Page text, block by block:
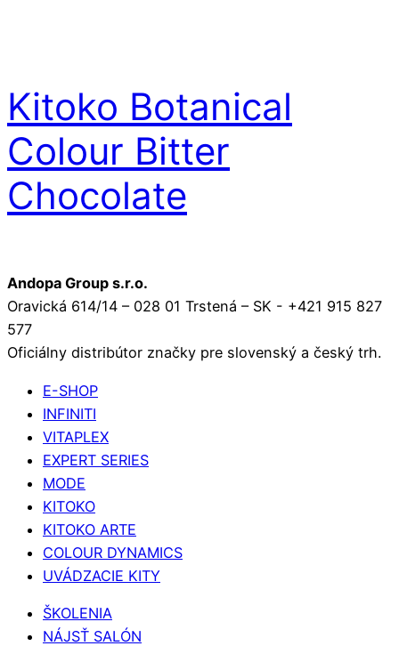
Kitoko Botanical
Colour Bitter
Chocolate
Andopa Group s.r.o.
Oravická 614/14 – 028 01 Trstená – SK - +421 915 827
577
Oficiálny distribútor značky pre slovenský a český trh.
E-SHOP
INFINITI
VITAPLEX
EXPERT SERIES
MODE
KITOKO
KITOKO ARTE
COLOUR DYNAMICS
UVÁDZACIE KITY
ŠKOLENIA
NÁJSŤ SALÓN